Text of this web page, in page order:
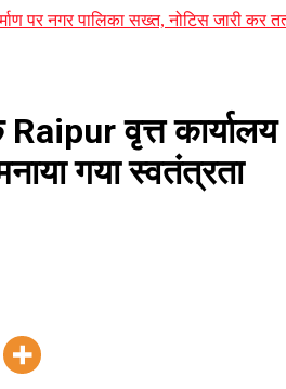
पर नगर पालिका सख्त, नोटिस जारी कर
वृत्त कार्यालय
गया स्वतंत्रता